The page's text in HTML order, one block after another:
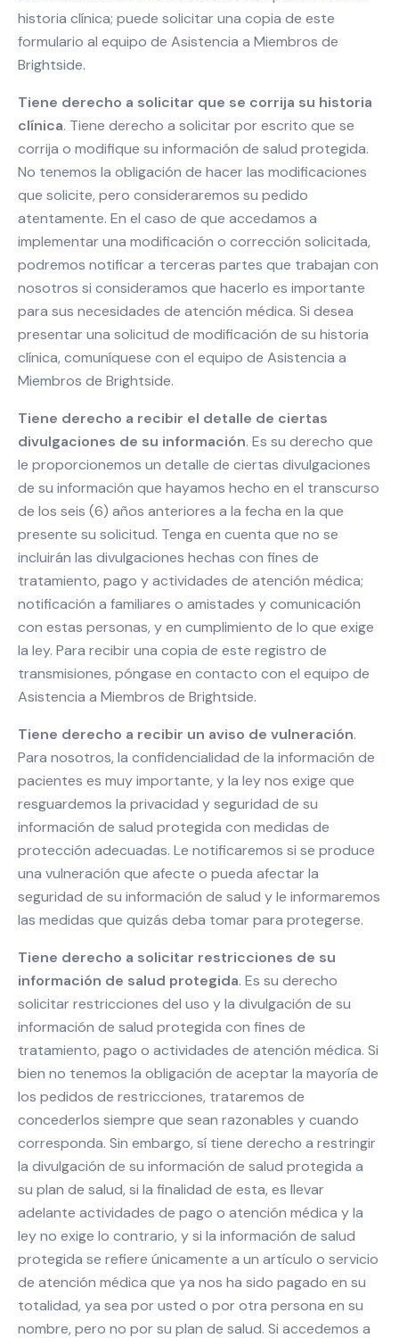
historia clínica; puede solicitar una copia de este
formulario al equipo de Asistencia a Miembros de
Brightside.
Tiene derecho a solicitar que se corrija su historia
clínica. Tiene derecho a solicitar por escrito que se
corrija o modifique su información de salud protegida.
No tenemos la obligación de hacer las modificaciones
que solicite, pero consideraremos su pedido
atentamente. En el caso de que accedamos a
implementar una modificación o corrección solicitada,
podremos notificar a terceras partes que trabajan con
nosotros si consideramos que hacerlo es importante
para sus necesidades de atención médica. Si desea
presentar una solicitud de modificación de su historia
clínica, comuníquese con el equipo de Asistencia a
Miembros de Brightside.
Tiene derecho a recibir el detalle de ciertas
divulgaciones de su información. Es su derecho que
le proporcionemos un detalle de ciertas divulgaciones
de su información que hayamos hecho en el transcurso
de los seis (6) años anteriores a la fecha en la que
presente su solicitud. Tenga en cuenta que no se
incluirán las divulgaciones hechas con fines de
tratamiento, pago y actividades de atención médica;
notificación a familiares o amistades y comunicación
con estas personas, y en cumplimiento de lo que exige
la ley. Para recibir una copia de este registro de
transmisiones, póngase en contacto con el equipo de
Asistencia a Miembros de Brightside.
Tiene derecho a recibir un aviso de vulneración.
Para nosotros, la confidencialidad de la información de
pacientes es muy importante, y la ley nos exige que
resguardemos la privacidad y seguridad de su
información de salud protegida con medidas de
protección adecuadas. Le notificaremos si se produce
una vulneración que afecte o pueda afectar la
seguridad de su información de salud y le informaremos
las medidas que quizás deba tomar para protegerse.
Tiene derecho a solicitar restricciones de su
información de salud protegida. Es su derecho
solicitar restricciones del uso y la divulgación de su
información de salud protegida con fines de
tratamiento, pago o actividades de atención médica. Si
bien no tenemos la obligación de aceptar la mayoría de
los pedidos de restricciones, trataremos de
concederlos siempre que sean razonables y cuando
corresponda. Sin embargo, sí tiene derecho a restringir
la divulgación de su información de salud protegida a
su plan de salud, si la finalidad de esta, es llevar
adelante actividades de pago o atención médica y la
ley no exige lo contrario, y si la información de salud
protegida se refiere únicamente a un artículo o servicio
de atención médica que ya nos ha sido pagado en su
totalidad, ya sea por usted o por otra persona en su
nombre, pero no por su plan de salud. Si accedemos a